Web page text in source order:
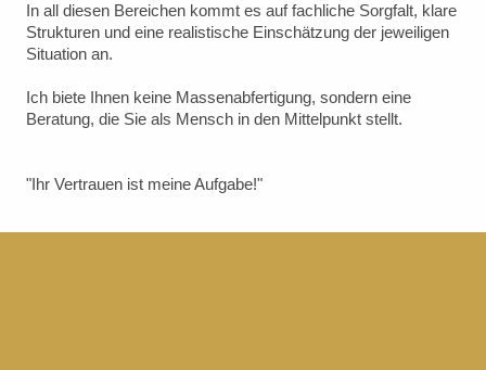
In all diesen Bereichen kommt es auf fachliche Sorgfalt, klare
Strukturen und eine realistische Einschätzung der jeweiligen
Situation an.
Ich biete Ihnen keine Massenabfertigung, sondern eine
Beratung, die Sie als Mensch in den Mittelpunkt stellt.
"Ihr Vertrauen ist meine Aufgabe!"